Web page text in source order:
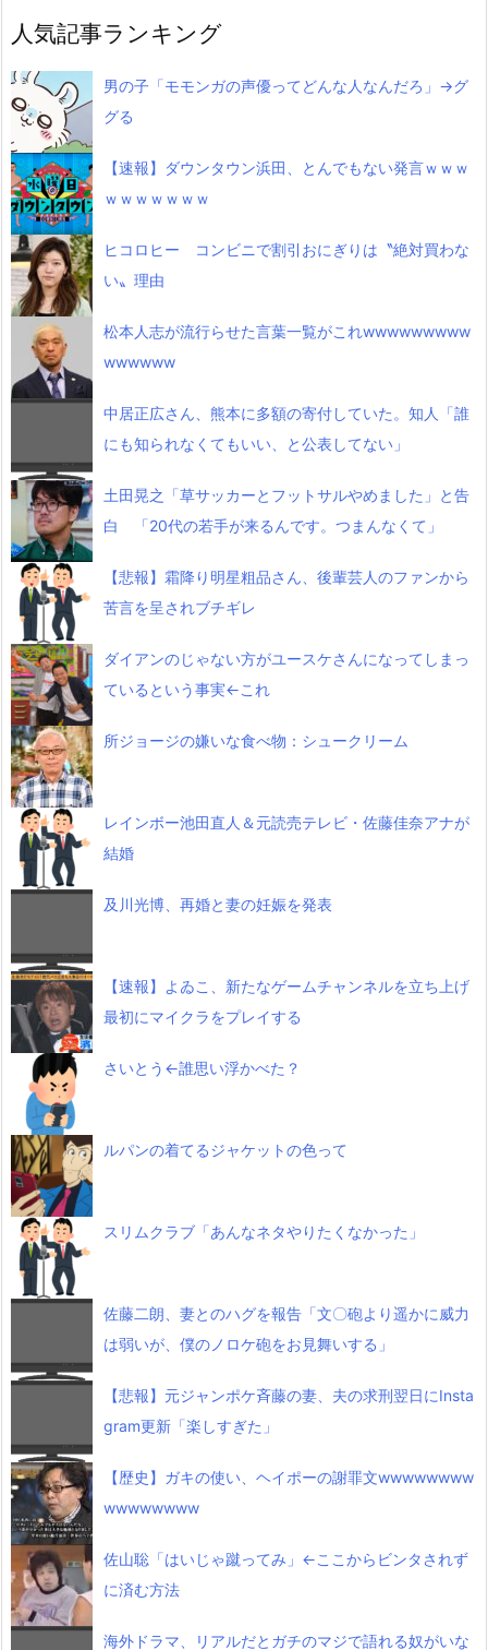
人気記事ランキング
男の子「モモンガの声優ってどんな人なんだろ」→グ
グる
【速報】ダウンタウン浜田、とんでもない発言ｗｗｗ
ｗｗｗｗｗｗｗ
ヒコロヒー コンビニで割引おにぎりは〝絶対買わな
い〟理由
松本人志が流行らせた言葉一覧がこれwwwwwwwww
wwwwww
中居正広さん、熊本に多額の寄付していた。知人「誰
にも知られなくてもいい、と公表してない」
土田晃之「草サッカーとフットサルやめました」と告
白 「20代の若手が来るんです。つまんなくて」
【悲報】霜降り明星粗品さん、後輩芸人のファンから
苦言を呈されブチギレ
ダイアンのじゃない方がユースケさんになってしまっ
ているという事実←これ
所ジョージの嫌いな食べ物：シュークリーム
レインボー池田直人＆元読売テレビ・佐藤佳奈アナが
結婚
及川光博、再婚と妻の妊娠を発表
【速報】よゐこ、新たなゲームチャンネルを立ち上げ
最初にマイクラをプレイする
さいとう←誰思い浮かべた？
ルパンの着てるジャケットの色って
スリムクラブ「あんなネタやりたくなかった」
佐藤二朗、妻とのハグを報告「文〇砲より遥かに威力
は弱いが、僕のノロケ砲をお見舞いする」
【悲報】元ジャンポケ斉藤の妻、夫の求刑翌日にInsta
gram更新「楽しすぎた」
【歴史】ガキの使い、ヘイポーの謝罪文wwwwwwww
wwwwwwww
佐山聡「はいじゃ蹴ってみ」←ここからビンタされず
に済む方法
海外ドラマ、リアルだとガチのマジで語れる奴がいな